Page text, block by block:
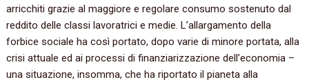
arricchiti grazie al maggiore e regolare consumo sostenuto dal
reddito delle classi lavoratrici e medie. L’allargamento della
forbice sociale ha così portato, dopo varie di minore portata, alla
crisi attuale ed ai processi di finanziarizzazione dell’economia –
una situazione, insomma, che ha riportato il pianeta alla